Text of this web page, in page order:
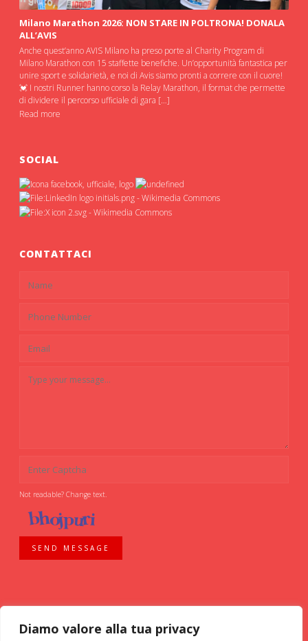
Diamo valore alla tua privacy
Milano Marathon 2026: NON STARE IN POLTRONA! DONALA
ALL’AVIS
Anche quest’anno AVIS Milano ha preso porte al Charity Program di
Milano Marathon con 15 staffette benefiche. Un’opportunità fantastica per
unire sport e solidarietà, e noi di Avis siamo pronti a correre con il cuore!
💓 I nostri Runner hanno corso la Relay Marathon, il format che permette
di dividere il percorso ufficiale di gara […]
Read more
SOCIAL
CONTATTACI
Not readable? Change text.
SEND MESSAGE